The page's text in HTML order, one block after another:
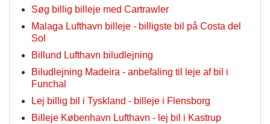
Søg billig billeje med Cartrawler
Malaga Lufthavn billeje - billigste bil på Costa del
Sol
Billund Lufthavn biludlejning
Biludlejning Madeira - anbefaling til leje af bil i
Funchal
Lej billig bil i Tyskland - billeje i Flensborg
Billeje København Lufthavn - lej bil i Kastrup